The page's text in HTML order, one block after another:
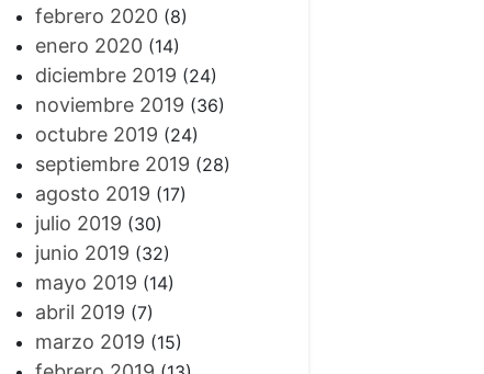
febrero 2020(8)
enero 2020(14)
diciembre 2019 (24)
noviembre 2019 (36)
octubre 2019 (24)
septiembre 2019 (28)
agosto 2019 (17)
julio 2019 (30)
junio 2019 (32)
mayo 2019 (14)
abril 2019 (7)
marzo 2019 (15)